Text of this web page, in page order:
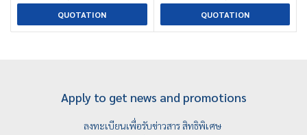
QUOTATION QUOTATION
Apply to get news and promotions
ลงทะเบียนเพื่อรับข่าวสาร สิทธิพิเศษ